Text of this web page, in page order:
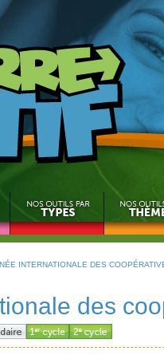
INTERNATIONALE DES
des